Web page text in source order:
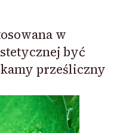
w
być
prześliczny